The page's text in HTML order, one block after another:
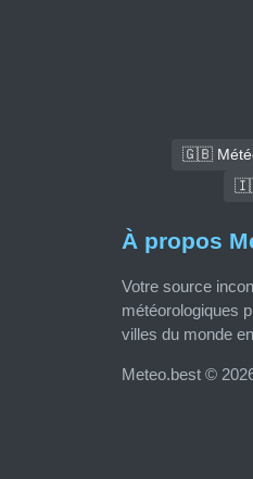
🇬🇧
À propos
Votre source
météorologiques
villes du monde
Meteo.best ©